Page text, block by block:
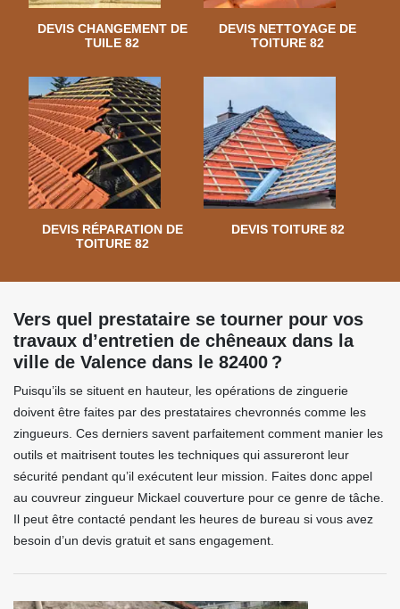
DEVIS CHANGEMENT DE
TUILE 82
DEVIS NETTOYAGE DE
TOITURE 82
DEVIS RÉPARATION DE
TOITURE 82
DEVIS TOITURE 82
Vers quel prestataire se tourner pour vos
travaux d’entretien de chêneaux dans la
ville de Valence dans le 82400 ?
Puisqu’ils se situent en hauteur, les opérations de zinguerie
doivent être faites par des prestataires chevronnés comme les
zingueurs. Ces derniers savent parfaitement comment manier les
outils et maitrisent toutes les techniques qui assureront leur
sécurité pendant qu’il exécutent leur mission. Faites donc appel
au couvreur zingueur Mickael couverture pour ce genre de tâche.
Il peut être contacté pendant les heures de bureau si vous avez
besoin d’un devis gratuit et sans engagement.